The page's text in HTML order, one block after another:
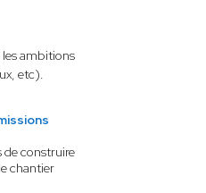
ambitions
etc).
de construire
chantier